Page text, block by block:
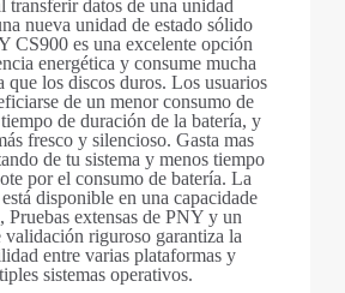
transferir datos de una unidad
nueva unidad de estado sólido
CS900 es una excelente opción
energética y consume mucha
que los discos duros. Los usuarios
de un menor consumo de
de duración de la batería, y
fresco y silencioso. Gasta mas
de tu sistema y menos tiempo
por el consumo de batería. La
disponible en una capacidade
Pruebas extensas de PNY y un
validación riguroso garantiza la
entre varias plataformas y
sistemas operativos.